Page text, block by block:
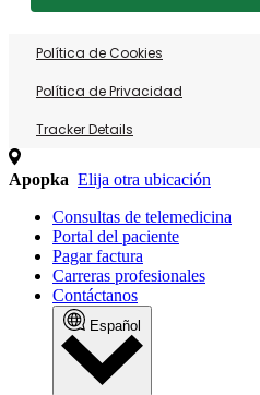
Política de Cookies
Política de Privacidad
Tracker Details
Apopka Elija otra ubicación
Consultas de telemedicina
Portal del paciente
Pagar factura
Carreras profesionales
Contáctanos
Español